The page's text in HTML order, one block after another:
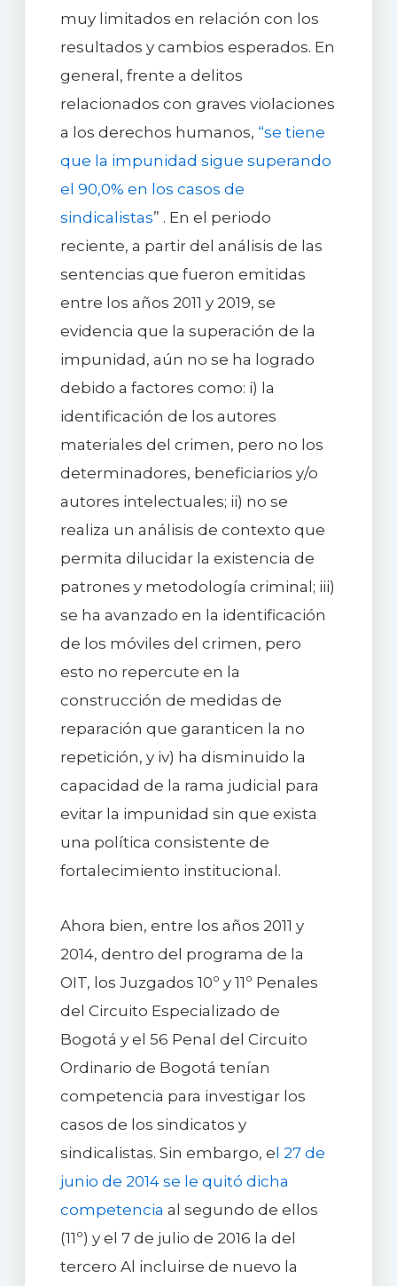
muy limitados en relación con los
resultados y cambios esperados. En
general, frente a delitos
relacionados con graves violaciones
a los derechos humanos, “se tiene
que la impunidad sigue superando
el 90,0% en los casos de
sindicalistas” . En el periodo
reciente, a partir del análisis de las
sentencias que fueron emitidas
entre los años 2011 y 2019, se
evidencia que la superación de la
impunidad, aún no se ha logrado
debido a factores como: i) la
identificación de los autores
materiales del crimen, pero no los
determinadores, beneficiarios y/o
autores intelectuales; ii) no se
realiza un análisis de contexto que
permita dilucidar la existencia de
patrones y metodología criminal; iii)
se ha avanzado en la identificación
de los móviles del crimen, pero
esto no repercute en la
construcción de medidas de
reparación que garanticen la no
repetición, y iv) ha disminuido la
capacidad de la rama judicial para
evitar la impunidad sin que exista
una política consistente de
fortalecimiento institucional.
Ahora bien, entre los años 2011 y
2014, dentro del programa de la
OIT, los Juzgados 10º y 11º Penales
del Circuito Especializado de
Bogotá y el 56 Penal del Circuito
Ordinario de Bogotá tenían
competencia para investigar los
casos de los sindicatos y
sindicalistas. Sin embargo, el 27 de
junio de 2014 se le quitó dicha
competencia al segundo de ellos
(11º) y el 7 de julio de 2016 la del
tercero Al incluirse de nuevo la